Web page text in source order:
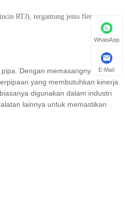
RTJ), tergantung jenis flensa.
Dengan memasangnya di pipa
yang membutuhkan kinerja
digunakan dalam industri
lainnya untuk memastikan
WhatsApp
E-Mail